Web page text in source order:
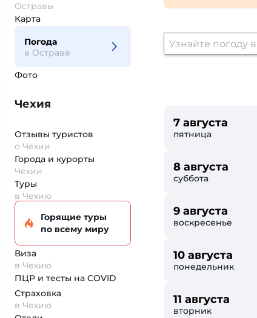
Остравы
Карта
Погода
в Остраве
Фото
Чехия
Отзывы туристов
о Чехии
Города и курорты
Чехии
Туры
в Чехию
Горящие туры
по всему миру
Виза
в Чехию
ПЦР и тесты на COVID
Страховка
в Чехию
7 августа
пятница
8 августа
суббота
9 августа
воскресенье
10 августа
понедельник
11 августа
вторник